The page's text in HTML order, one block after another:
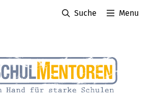
Suche Menu